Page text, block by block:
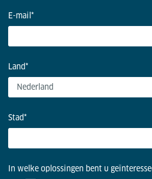
E-mail *
Land*
Stad*
In welke oplossingen bent u